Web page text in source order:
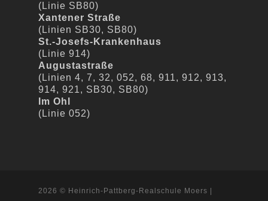
(Linie SB80)
Xantener Straße
(Linien SB30, SB80)
St.-Josefs-Krankenhaus
(Linie 914)
Augustastraße
(Linien 4, 7, 32, 052, 68, 911, 912, 913,
914, 921, SB30, SB80)
Im Ohl
(Linie 052)
2026 © Heinrich-Pattberg-Realschule Moers |